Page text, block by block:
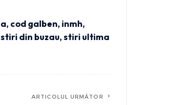
, cod galben, inmh,
stiri din buzau,stiri ultima
ARTICOLUL URMĂTOR